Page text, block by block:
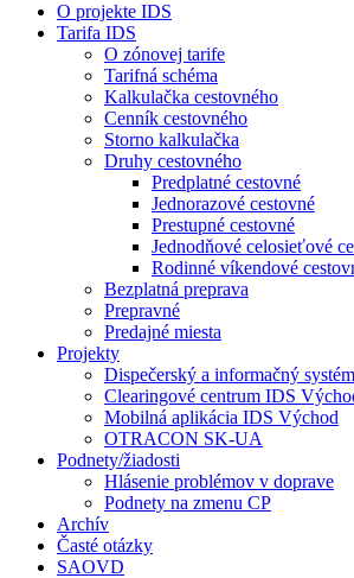
O projekte IDS
Tarifa IDS
O zónovej tarife
Tarifná schéma
Kalkulačka cestovného
Cenník cestovného
Storno kalkulačka
Druhy cestovného
Predplatné cestovné
Jednorazové cestovné
Prestupné cestovné
Jednodňové celosieťové
Rodinné víkendové
Bezplatná preprava
Prepravné
Predajné miesta
Projekty
Dispečerský a informačný
Clearingové centrum IDS
Mobilná aplikácia IDS Východ
OTRACON SK-UA
Podnety/žiadosti
Hlásenie problémov v doprave
Podnety na zmenu CP
Archív
Časté otázky
SAOVD